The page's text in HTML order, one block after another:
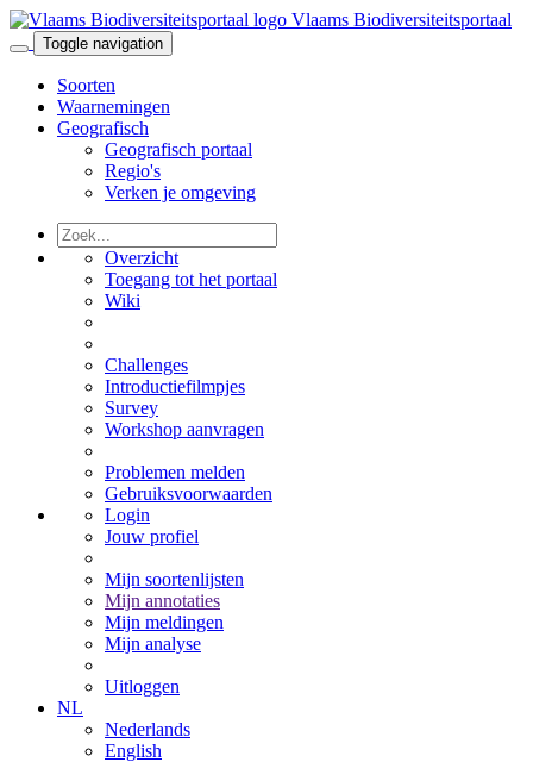
Vlaams Biodiversiteitsportaal
Toggle navigation
Soorten
Waarnemingen
Geografisch
Geografisch portaal
Regio's
Verken je omgeving
Overzicht
Toegang tot het portaal
Wiki
Challenges
Introductiefilmpjes
Survey
Workshop aanvragen
Problemen melden
Gebruiksvoorwaarden
Login
Jouw profiel
Mijn soortenlijsten
Mijn annotaties
Mijn meldingen
Mijn analyse
Uitloggen
NL
Nederlands
English